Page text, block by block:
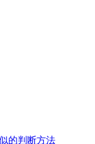
的判断方法